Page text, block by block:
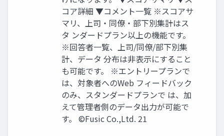
コア詳細 ▼コメント一覧 ※スコアサ
マリ、上司・同僚・部下別集計はス
タ ンダードプラン以上の機能です。
※回答者一覧、上司/同僚/部下別集
計、データ 分布は非表示にすること
も可能です。 ※エントリープランで
は、対象者へのWeb フィードバック
のみ、スタンダードプランで は、加
えて管理者側のデータ出力が可能で
す。 ©️Fusic Co.,Ltd. 21